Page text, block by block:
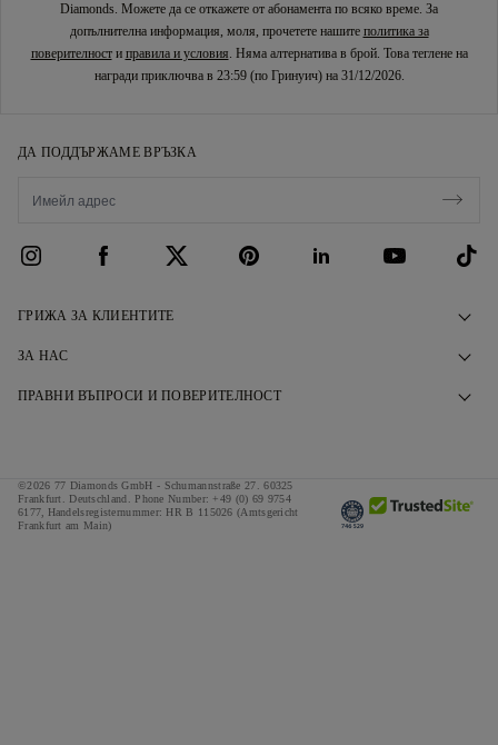
Diamonds. Можете да се откажете от абонамента по всяко време. За
допълнителна информация, моля, прочетете нашите политика за
поверителности правила и условия. Няма алтернатива в брой. Това теглене на
награди приключва в 23:59 (по Гринуич) на 31/12/2026.
ДА ПОДДЪРЖАМЕ ВРЪЗКА
ГРИЖА ЗА КЛИЕНТИТЕ
Свържете се с нас
Условия за финансиране
Калкулатор за данъци и мита
ЗА НАС
Нашата История
Отговорно Снабдяване
Натиснете
ПРАВНИ ВЪПРОСИ И ПОВЕРИТЕЛНОСТ
Правила и условия
©2026 77 Diamonds GmbH - Schumannstraße 27. 60325
Frankfurt. Deutschland. Phone Number: +49 (0) 69 9754
6177,
Handelsregisternummer: HR B 115026 (Amtsgericht
Frankfurt am Main)